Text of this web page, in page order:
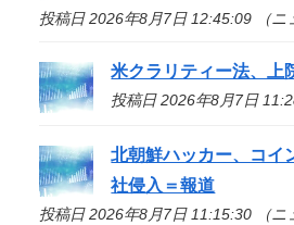
投稿日 2026年8月7日 12:45:09 （ニ
米クラリティー法、上
投稿日 2026年8月7日
北朝鮮ハッカー、コ
社侵入＝報道
投稿日 2026年8月7日 11:15:30 （ニ